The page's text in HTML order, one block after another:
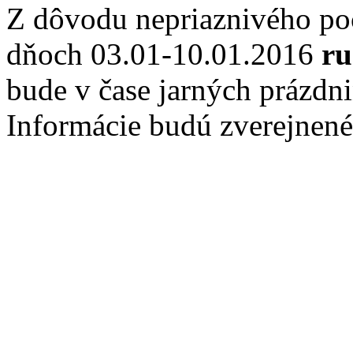
Z dôvodu nepriaznivého
dňoch 03.01-10.01.2016
bude v čase jarných
Informácie budú